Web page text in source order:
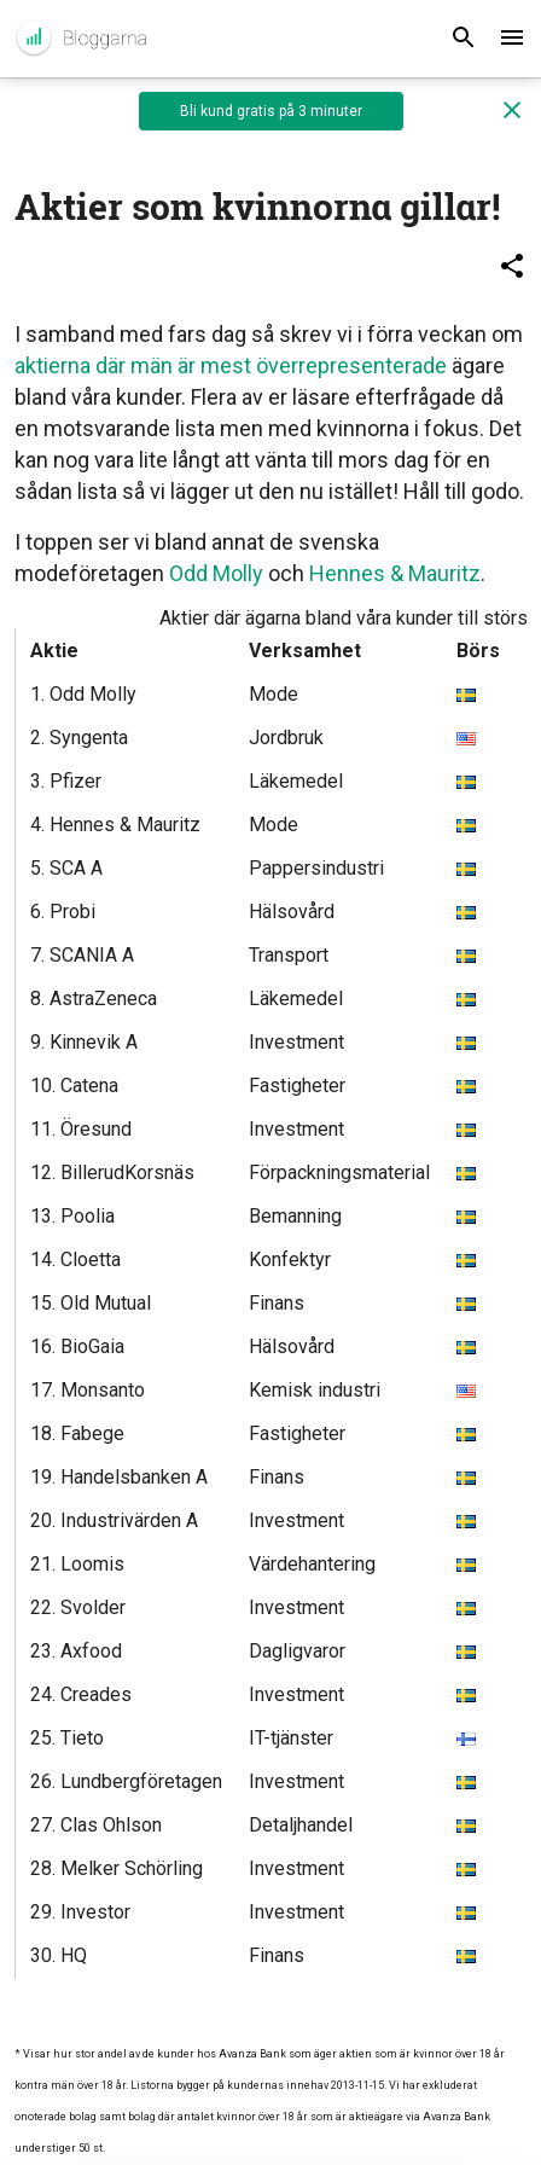
Bli kund gratis på 3 minuter
Aktier som kvinnorna gillar!
I samband med fars dag så skrev vi i förra veckan om
aktierna där män är mest överrepresenterade ägare
bland våra kunder. Flera av er läsare efterfrågade då
en motsvarande lista men med kvinnorna i fokus. Det
kan nog vara lite långt att vänta till mors dag för en
sådan lista så vi lägger ut den nu istället! Håll till godo.
I toppen ser vi bland annat de svenska
modeföretagen Odd Molly och Hennes & Mauritz.
Aktier där ägarna bland våra kunder till störst
Aktie
Verksamhet Börs
1. Odd Molly
Mode
2. Syngenta
Jordbruk
3. Pfizer
Läkemedel
4. Hennes & Mauritz
Mode
5. SCA A
Pappersindustri
6. Probi
Hälsovård
7. SCANIA A
Transport
8. AstraZeneca
Läkemedel
9. Kinnevik A
Investment
10. Catena
Fastigheter
11. Öresund
Investment
12. BillerudKorsnäs
Förpackningsmaterial
13. Poolia
Bemanning
14. Cloetta
Konfektyr
15. Old Mutual
Finans
16. BioGaia
Hälsovård
17. Monsanto
Kemisk industri
18. Fabege
Fastigheter
19. Handelsbanken A
Finans
20. Industrivärden A
Investment
21. Loomis
Värdehantering
22. Svolder
Investment
23. Axfood
Dagligvaror
24. Creades
Investment
25. Tieto
IT-tjänster
26. Lundbergföretagen
Investment
27. Clas Ohlson
Detaljhandel
28. Melker Schörling
Investment
29. Investor
Investment
30. HQ
Finans
* Visar hur stor andel av de kunder hos Avanza Bank som äger aktien som är kvinnor över 18 år
kontra män över 18 år. Listorna bygger på kundernas innehav 2013-11-15. Vi har exkluderat
onoterade bolag samt bolag där antalet kvinnor över 18 år som är aktieägare via Avanza Bank
understiger 50 st.